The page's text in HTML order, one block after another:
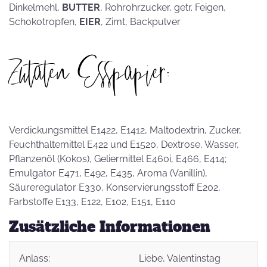
Dinkelmehl, BUTTER, Rohrohrzucker, getr. Feigen,
Schokotropfen, EIER, Zimt, Backpulver
Zutaten Esspapier:
Verdickungsmittel E1422, E1412, Maltodextrin, Zucker,
Feuchthaltemittel E422 und E1520, Dextrose, Wasser,
Pflanzenöl (Kokos), Geliermittel E460i, E466, E414;
Emulgator E471, E492, E435, Aroma (Vanillin),
Säureregulator E330, Konservierungsstoff E202,
Farbstoffe E133, E122, E102, E151, E110
Zusätzliche Informationen
Anlass: Liebe, Valentinstag